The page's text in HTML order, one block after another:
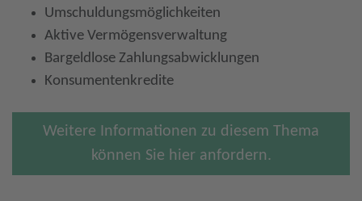
Umschuldungsmöglichkeiten
Aktive Vermögensverwaltung
Bargeldlose Zahlungsabwicklungen
Konsumentenkredite
Weitere Informationen zu diesem Thema
können Sie hier anfordern.